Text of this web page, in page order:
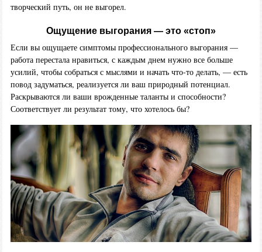
творческий путь, он не выгорел.
Ощущение выгорания — это «стоп»
Если вы ощущаете симптомы профессионального выгорания —
работа перестала нравиться, с каждым днем нужно все больше
усилий, чтобы собраться с мыслями и начать что-то делать, — есть
повод задуматься, реализуется ли ваш природный потенциал.
Раскрываются ли ваши врожденные таланты и способности?
Соответствует ли результат тому, что хотелось бы?